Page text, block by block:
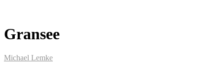
Gransee
Michael Lemke